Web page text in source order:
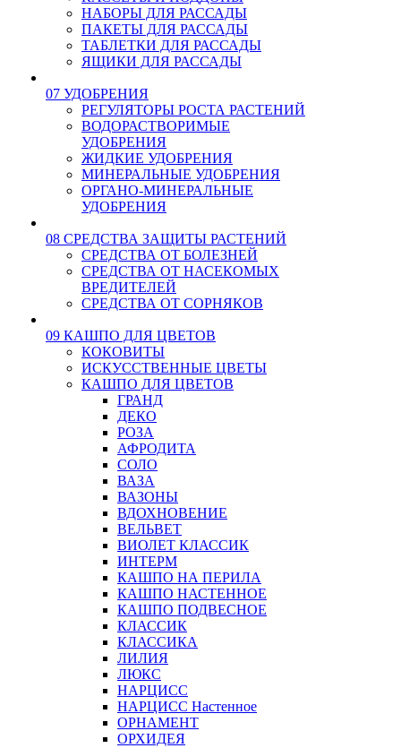
НАБОРЫ ДЛЯ РАССАДЫ
ПАКЕТЫ ДЛЯ РАССАДЫ
ТАБЛЕТКИ ДЛЯ РАССАДЫ
ЯЩИКИ ДЛЯ РАССАДЫ
07 УДОБРЕНИЯ
РЕГУЛЯТОРЫ РОСТА РАСТЕНИЙ
ВОДОРАСТВОРИМЫЕ
УДОБРЕНИЯ
ЖИДКИЕ УДОБРЕНИЯ
МИНЕРАЛЬНЫЕ УДОБРЕНИЯ
ОРГАНО-МИНЕРАЛЬНЫЕ
УДОБРЕНИЯ
08 СРЕДСТВА ЗАЩИТЫ РАСТЕНИЙ
СРЕДСТВА ОТ БОЛЕЗНЕЙ
СРЕДСТВА ОТ НАСЕКОМЫХ
ВРЕДИТЕЛЕЙ
СРЕДСТВА ОТ СОРНЯКОВ
09 КАШПО ДЛЯ ЦВЕТОВ
КОКОВИТЫ
ИСКУССТВЕННЫЕ ЦВЕТЫ
КАШПО ДЛЯ ЦВЕТОВ
ГРАНД
ДЕКО
РОЗА
АФРОДИТА
СОЛО
ВАЗА
ВАЗОНЫ
ВДОХНОВЕНИЕ
ВЕЛЬВЕТ
ВИОЛЕТ КЛАССИК
ИНТЕРМ
КАШПО НА ПЕРИЛА
КАШПО НАСТЕННОЕ
КАШПО ПОДВЕСНОЕ
КЛАССИК
КЛАССИКА
ЛИЛИЯ
ЛЮКС
НАРЦИСС
НАРЦИСС Настенное
ОРНАМЕНТ
ОРХИДЕЯ